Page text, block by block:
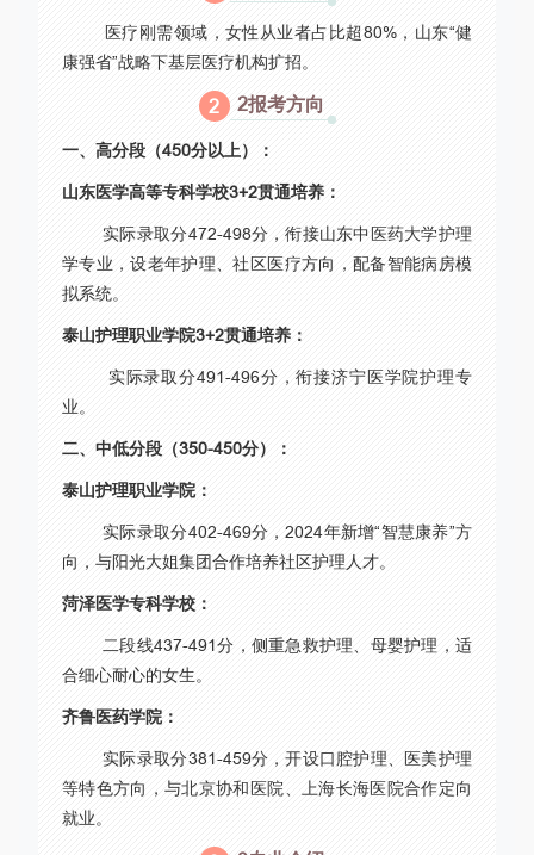
医疗刚需领域，女性从业者占比超80%，山东“健
康强省”战略下基层医疗机构扩招。
2 2报考方向
一、高分段（450分以上）：
山东医学高等专科学校3+2贯通培养：
实际录取分472-498分，衔接山东中医药大学护理
学专业，设老年护理、社区医疗方向，配备智能病房模
拟系统。
泰山护理职业学院3+2贯通培养：
实际录取分491-496分，衔接济宁医学院护理专
业。
二、中低分段（350-450分）：
泰山护理职业学院：
实际录取分402-469分，2024年新增“智慧康养”方
向，与阳光大姐集团合作培养社区护理人才。
菏泽医学专科学校：
二段线437-491分，侧重急救护理、母婴护理，适
合细心耐心的女生。
齐鲁医药学院：
实际录取分381-459分，开设口腔护理、医美护理
等特色方向，与北京协和医院、上海长海医院合作定向
就业。